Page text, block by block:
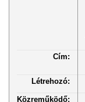
Cím:
Létrehozó:
Közreműködő: